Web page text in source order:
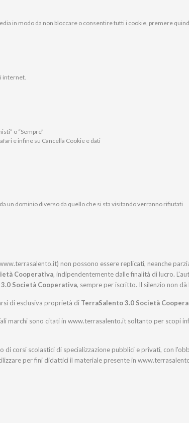
in modo da non bloccare o consentire tutti i cookie, premere
internet.
o “Sempre”
e infine su Cancella Cookie e dati
un dominio diverso da quello che si sta visitando verranno rifiutati
non possono essere replicati, neanche
Cooperativa, indipendentemente dalle finalità di lucro.
Società Cooperativa, sempre per iscritto. Il silenzio non
di esclusiva proprietà di TerraSalento 3.0 Società
marchi sono citati in www.terrasalento.it soltanto per scopi
corsi scolastici di specializzazione pubblici e privati, con
per fini didattici il materiale presente in